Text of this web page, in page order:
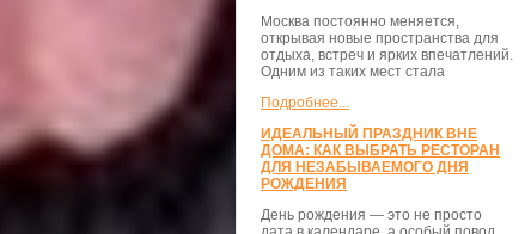
Москва постоянно меняется,
открывая новые пространства для
отдыха, встреч и ярких впечатлений.
Одним из таких мест стала
Подробнее...
ИДЕАЛЬНЫЙ ПРАЗДНИК ВНЕ
ДОМА: КАК ВЫБРАТЬ РЕСТОРАН
ДЛЯ НЕЗАБЫВАЕМОГО ДНЯ
РОЖДЕНИЯ
День рождения — это не просто